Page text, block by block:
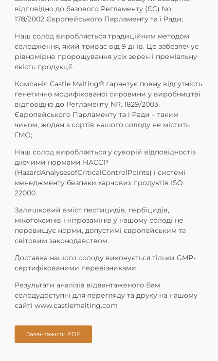
відповідно до базового Регламенту (ЄС) No.
178/2002 Європейського Парламенту та і Ради;
Наш солод виробляється традиційним методом
солодження, який триває від 9 днів. Це забезпечує
рівномірне пророщування усіх зерен і преміальну
якість продукції.
Компанія Castle Malting® гарантує повну відсутність
генетично модифікованої сировини у виробництві
відповідно до Регламенту NR. 1829/2003
Європейського Парламенту та і Ради – таким
чином, жоден з сортів нашого солоду не містить
ГМО;
Наш солод виробляється у суворій відповідностіз
діючими нормами НАССР
(HazardAnalysesofCriticalControlPoints) і системі
менеджменту безпеки харчових продуктів ISO
22000.
Залишковий вміст пестицидів, гербіцидів,
мікотоксинів і нітрозамінів у нашому солоді не
перевищує норми, допустимі європейським та
світовим законодавством.
Доставка нашого солоду виконується тільки GMP-
сертифікованими перевізниками.
Результати аналізів відвантаженого Вам
солодудоступні для перегляду та друку на нашому
сайті www.castlemalting.com
Завантажити PDF